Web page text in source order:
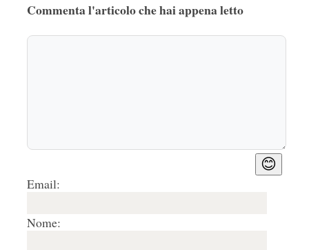
Commenta l'articolo che hai appena letto
😊
Email:
Nome: